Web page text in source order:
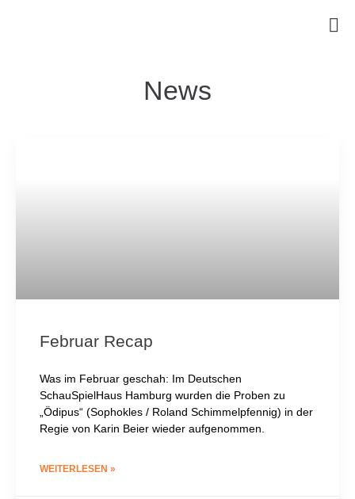
News
Februar Recap
Was im Februar geschah: Im Deutschen
SchauSpielHaus Hamburg wurden die Proben zu
„Ödipus“ (Sophokles / Roland Schimmelpfennig) in der
Regie von Karin Beier wieder aufgenommen.
WEITERLESEN »